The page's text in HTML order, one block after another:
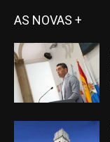
AS NOVAS +